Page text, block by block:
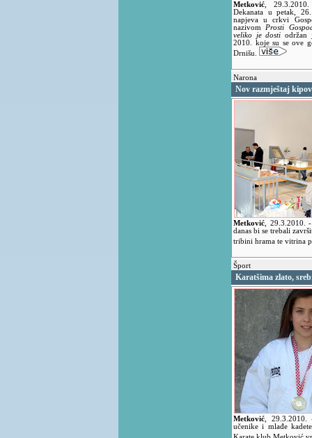
Metković
Dekanata u petak,
napjeva u crkvi
nazivom Prosti
veliko je dosti održan
2010. koje su se ove
Drnišu.
Narona
Nov razmještaj
Metković 29.3.2010.
danas bi se trebali
tribini hrama te vitrina
Šport
Karatšima zlato,
Metković 29.3.2010.
učenike i mlađe